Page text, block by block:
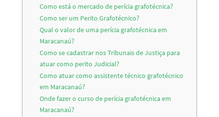
Como está o mercado de perícia grafotécnica?
Como ser um Perito Grafotécnico?
Qual o valor de uma perícia grafotécnica em
Maracanaú?
Como se cadastrar nos Tribunais de Justiça para
atuar como perito Judicial?
Como atuar como assistente técnico grafotécnico
em Maracanaú?
Onde fazer o curso de perícia grafotécnica em
Maracanaú?